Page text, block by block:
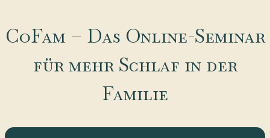
CoFam – Das Online-Seminar
für mehr Schlaf in der
Familie